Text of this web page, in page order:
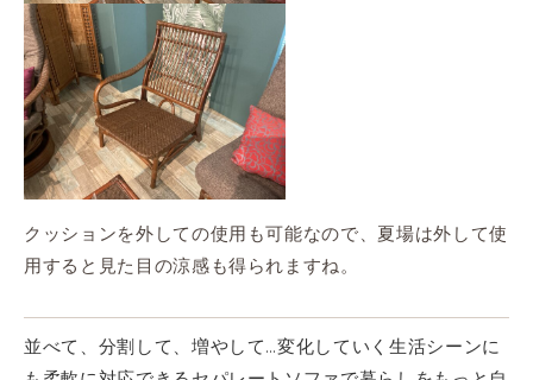
クッションを外しての使用も可能なので、夏場は外して使
用すると見た目の涼感も得られますね。
並べて、分割して、増やして…変化していく生活シーンに